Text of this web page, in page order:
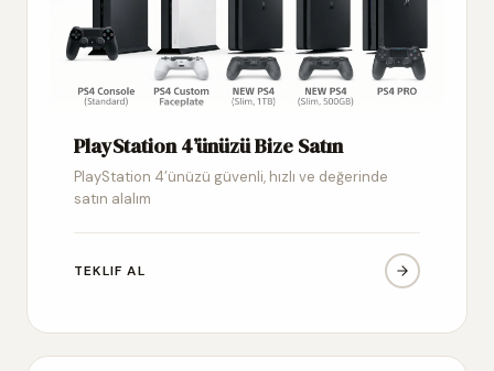
PlayStation 4’ünüzü Bize Satın
PlayStation 4’ünüzü güvenli, hızlı ve değerinde
satın alalım
TEKLIF AL